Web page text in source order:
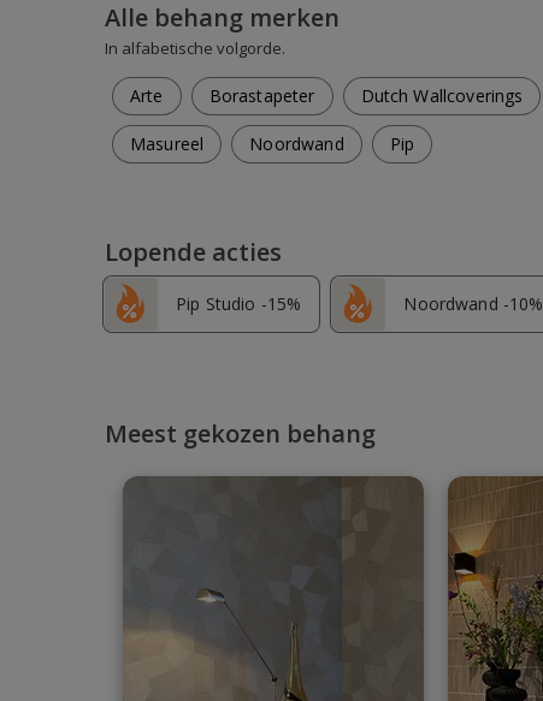
Alle behang merken
In alfabetische volgorde.
Arte Borastapeter Dutch Wallcoverings
Masureel Noordwand Pip
Lopende acties
Pip Studio -15% Noordwand -10%
Meest gekozen behang